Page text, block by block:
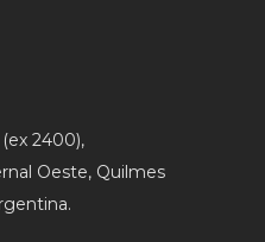
(ex 2400),
Oeste, Quilmes